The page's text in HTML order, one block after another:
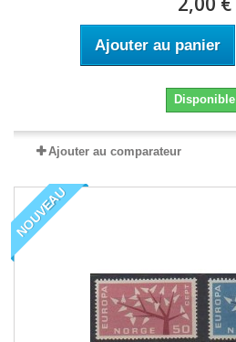
Ajouter au panier
Disponible
Ajouter au comparateur
NOUVEAU